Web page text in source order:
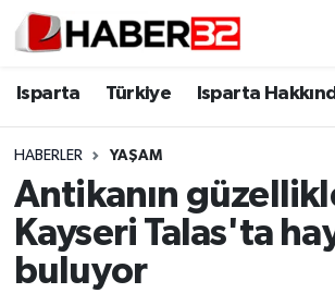
Isparta Türkiye Isparta
HABERLER YAŞAM
Antikanın
Kayseri Talas'ta
buluyor
Isparta
Esnaf Diyor ki;
ASAYİŞ
Isparta Nöbetçi Eczaneler
Isparta Trafik Yoğunluk Haritası
Süper Lig Puan Durumu ve